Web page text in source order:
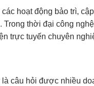
hoạt động bảo trì,
thời đại công
trực tuyến chuyên
câu hỏi được nhiều